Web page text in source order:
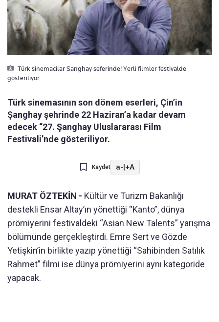
Türk sinemacilar Sanghay seferinde! Yerli filmler festivalde
gösteriliyor
Türk sinemasının son dönem eserleri, Çin’in
Şanghay şehrinde 22 Haziran’a kadar devam
edecek “27. Şanghay Uluslararası Film
Festivali’nde gösteriliyor.
Kaydet a-|+A
MURAT ÖZTEKİN - Kültür ve Turizm Bakanlığı
destekli Ensar Altay’ın yönettiği “Kanto”, dünya
prömiyerini festivaldeki “Asian New Talents” yarışma
bölümünde gerçekleştirdi. Emre Sert ve Gözde
Yetişkin’in birlikte yazıp yönettiği “Sahibinden Satılık
Rahmet” filmi ise dünya prömiyerini aynı kategoride
yapacak.